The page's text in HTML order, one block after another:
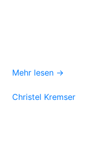
Mehr lesen →
Christel Kremser